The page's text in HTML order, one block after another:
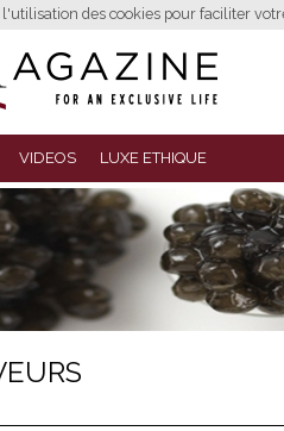
des cookies pour faciliter
VIDEOS LUXE ETHIQUE